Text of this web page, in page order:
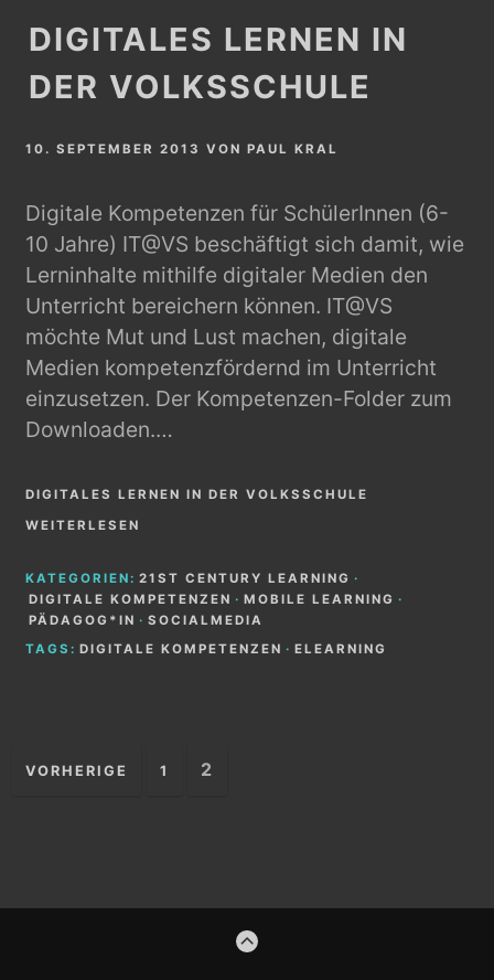
DIGITALES LERNEN IN
DER VOLKSSCHULE
10. SEPTEMBER 2013 VONPAUL KRAL
Digitale Kompetenzen für SchülerInnen (6-
10 Jahre) IT@VS beschäftigt sich damit, wie
Lerninhalte mithilfe digitaler Medien den
Unterricht bereichern können. IT@VS
möchte Mut und Lust machen, digitale
Medien kompetenzfördernd im Unterricht
einzusetzen. Der Kompetenzen-Folder zum
Downloaden.…
DIGITALES LERNEN IN DER VOLKSSCHULE
WEITERLESEN
KATEGORIEN: 21ST CENTURY LEARNING ·
DIGITALE KOMPETENZEN · MOBILE LEARNING ·
PÄDAGOG*IN · SOCIALMEDIA
TAGS: DIGITALE KOMPETENZEN · ELEARNING
Seitennummerierung
VORHERIGE 1 2
ZUM